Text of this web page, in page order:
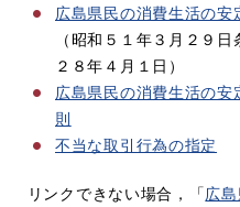
広島県民の消費生活の
（昭和５１年３月２９
２８年４月１日）
広島県民の消費生活の
則
不当な取引行為の指定
リンクできない場合，「広